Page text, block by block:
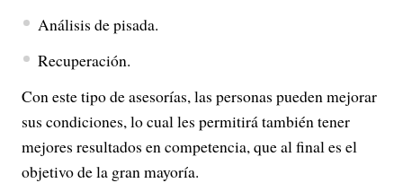
Análisis de pisada.
Recuperación.
Con este tipo de asesorías, las personas pueden mejorar
sus condiciones, lo cual les permitirá también tener
mejores resultados en competencia, que al final es el
objetivo de la gran mayoría.